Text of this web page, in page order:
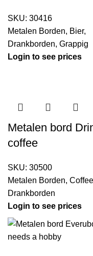
SKU: 30416
Metalen Borden, Bier,
Drankborden, Grappig
Login to see prices
Metalen bord
coffee
SKU: 30500
Metalen Borden, Coffee
Drankborden
Login to see prices